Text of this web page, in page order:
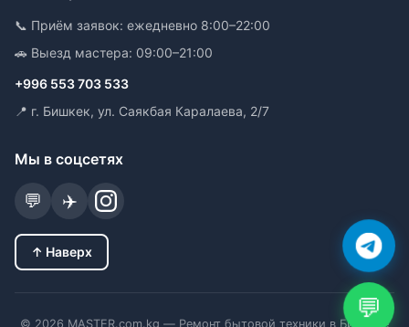
📞 Приём заявок: ежедневно 8:00–22:00
🚗 Выезд мастера: 09:00–21:00
+996 553 703 533
📍 г. Бишкек, ул. Саякбая Каралаева, 2/7
Мы в соцсетях
💬 ✈️
↑ Наверх
© 2026 MASTER.com.kg — Ремонт бытовой техники в Бишкеке
💬